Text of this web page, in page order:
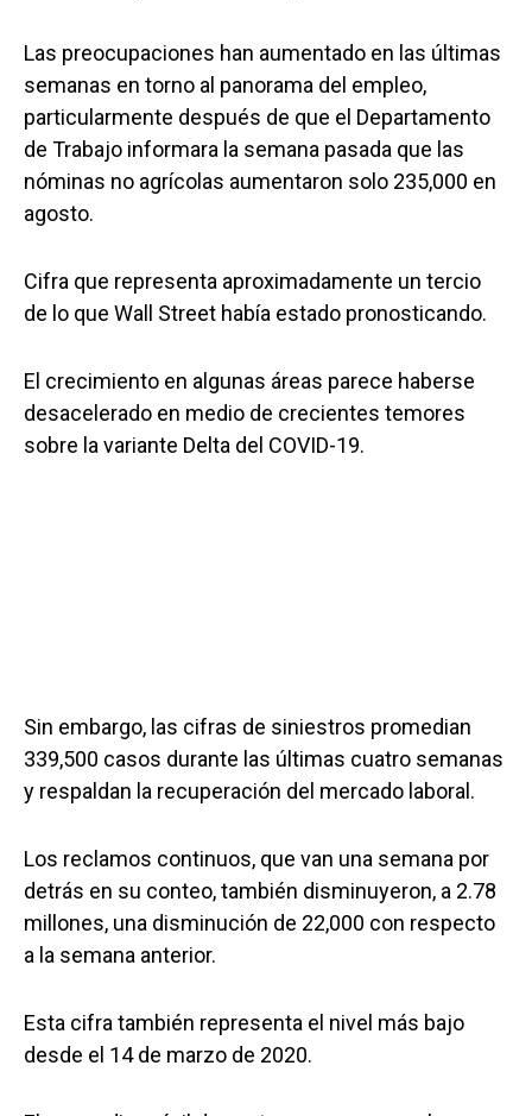
Las preocupaciones han aumentado en las últimas
semanas en torno al panorama del empleo,
particularmente después de que el Departamento
de Trabajo informara la semana pasada que las
nóminas no agrícolas aumentaron solo 235,000 en
agosto.
Cifra que representa aproximadamente un tercio
de lo que Wall Street había estado pronosticando.
El crecimiento en algunas áreas parece haberse
desacelerado en medio de crecientes temores
sobre la variante Delta del COVID-19.
Sin embargo, las cifras de siniestros promedian
339,500 casos durante las últimas cuatro semanas
y respaldan la recuperación del mercado laboral.
Los reclamos continuos, que van una semana por
detrás en su conteo, también disminuyeron, a 2.78
millones, una disminución de 22,000 con respecto
a la semana anterior.
Esta cifra también representa el nivel más bajo
desde el 14 de marzo de 2020.